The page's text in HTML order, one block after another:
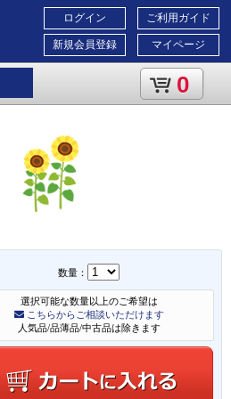
ご利用ガイド
マイページ
ログイン
新規会員登録
0
数量：
選択可能な数量以上のご希望は
こちらからご相談いただけます
人気品/品薄品/中古品は除きます